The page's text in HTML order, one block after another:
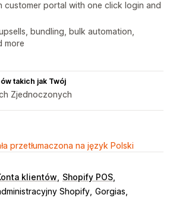
customer portal with one click login and
bundling, bulk automation,
more
takich jak Twój
Zjednoczonych
przetłumaczona na język Polski
klientów
Shopify POS
Shopify Gorgias